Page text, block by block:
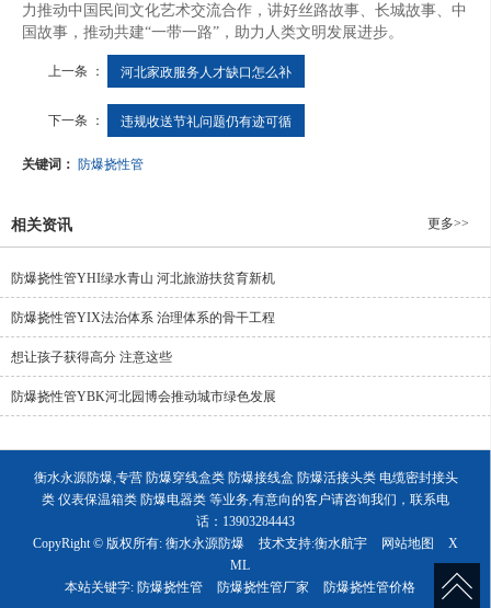
力推动中国民间文化艺术交流合作，讲好丝路故事、长城故事、中
国故事，推动共建“一带一路”，助力人类文明发展进步。
上一条 ： 河北家政服务人才缺口怎么补
下一条 ： 违规收送节礼问题仍有迹可循
关键词： 防爆挠性管
相关资讯 更多>>
防爆挠性管YHI绿水青山 河北旅游扶贫育新机
防爆挠性管YIX法治体系 治理体系的骨干工程
想让孩子获得高分 注意这些
防爆挠性管YBK河北园博会推动城市绿色发展
衡水永源防爆,专营 防爆穿线盒类 防爆接线盒 防爆活接头类 电缆密封接头
类 仪表保温箱类 防爆电器类 等业务,有意向的客户请咨询我们，联系电
话：13903284443
CopyRight © 版权所有: 衡水永源防爆 技术支持:衡水航宇 网站地图
X
ML
本站关键字: 防爆挠性管 防爆挠性管厂家 防爆挠性管价格